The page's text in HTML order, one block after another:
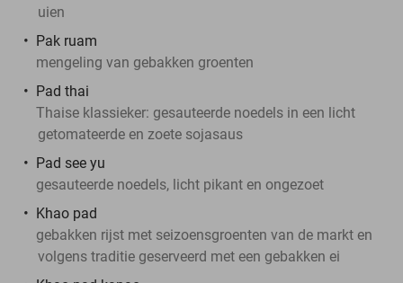
uien
Pak ruam
mengeling van gebakken groenten
Pad thai
Thaise klassieker: gesauteerde noedels in een licht
getomateerde en zoete sojasaus
Pad see yu
gesauteerde noedels, licht pikant en ongezoet
Khao pad
gebakken rijst met seizoensgroenten van de markt en
volgens traditie geserveerd met een gebakken ei